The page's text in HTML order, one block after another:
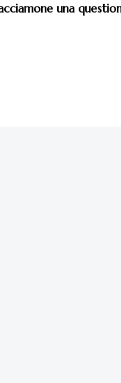
una